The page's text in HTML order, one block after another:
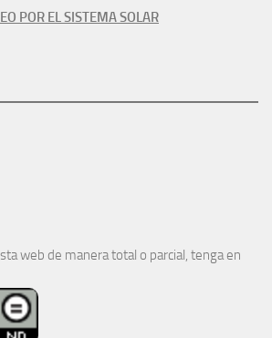
POR EL SISTEMA SOLAR
web de manera total o parcial, tenga en